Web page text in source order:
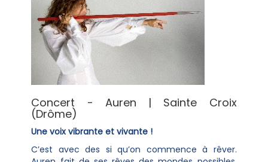
Concert - Auren | Sainte Croix
(Drôme)
Une voix vibrante et vivante !
C’est avec des si qu’on commence à rêver.